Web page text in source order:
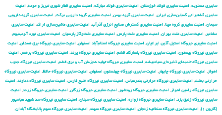
سایبری عسلویه, امنیت سایبری فولاد خوزستان, امنیت سایبری فولاد مبارکه, امنیت سایبری قطار شهری تبریز و حومه, امنیت
سایبری کشتیرانی کمباین‌سازی ایران, امنیت سایبری گروه بهمن, امنیت سایبری گروه دارویی برکت, امنیت سایبری گروه دارویی
سبحان, امنیت سایبری گروه مپنا, امنیت سایبری گسترش صنایع انرژی آذرآب, امنیت سایبری ماشین‌سازی اراک, امنیت سایبری
مشانیر , امنیت سایبری نفت بهران, امنیت سایبری نفت پارس, امنیت سایبری نفت‌وگاز پارسیان, امنیت سایبری نورد آلومینیوم,
امنیت سایبری نیروگاه استیل آذین ایرانیان, امنیت سایبری نیروگاه اسلام‌آباد اصفهان, امنیت سایبری نیروگاه برق همدان, امنیت
سایبری نیروگاه بیستون, امنیت سایبری نیروگاه پاسارگاد قشم, امنیت سایبری نیروگاه پرند, امنیت سایبری نیروگاه پره‌سر , امنیت
سایبری نیروگاه تلمبه‌ای ذخیره‌ای سیاه‌بیشه, امنیت سایبری نیروگاه تولید هم‌زمان آب و برق قشم, امنیت سایبری نیروگاه جنوب
اهواز , امنیت سایبری نیروگاه چابهار , امنیت سایبری نیروگاه چهلستون اصفهان, امنیت سایبری نیروگاه حافظ, امنیت سایبری نیروگاه
حرارتی بعثت, امنیت سایبری نیروگاه حرارتی بندرعباس, امنیت سایبری نیروگاه خلیج فارس, امنیت سایبری نیروگاه دماوند, امنیت
سایبری نیروگاه رامین اهواز , امنیت سایبری نیروگاه رودشور , امنیت سایبری نیروگاه زرگان, امنیت سایبری نیروگاه زرند, امنیت
سایبری نیروگاه زنبق یزد, امنیت سایبری نیروگاه زواره, امنیت سایبری نیروگاه سبلان, امنیت سایبری نیروگاه سد شهید عباسپور
(کارون ۱)
, امنیت سایبری نیروگاه سلطانیه زنجان, امنیت سایبری نیروگاه سهند, امنیت سایبری نیروگاه سوم پالایشگاه آبادان,